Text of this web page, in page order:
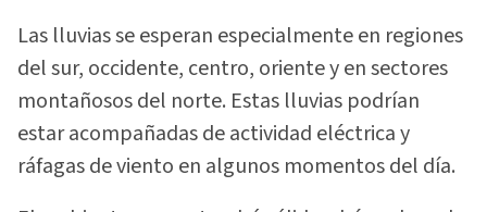
Las lluvias se esperan especialmente en regiones
del sur, occidente, centro, oriente y en sectores
montañosos del norte. Estas lluvias podrían
estar acompañadas de actividad eléctrica y
ráfagas de viento en algunos momentos del día.